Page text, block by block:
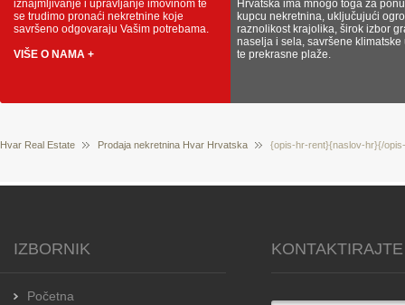
iznajmljivanje i upravljanje imovinom te
se trudimo pronaći nekretnine koje
savršeno odgovaraju Vašim potrebama.
VIŠE O NAMA +
Hrvatska ima mnogo toga za
kupcu nekretnina, uključujući
raznolikost krajolika, širok izbor
naselja i sela, savršene klimatske
te prekrasne plaže.
Hvar Real Estate Prodaja nekretnina Hvar Hrvatska {opis-hr-rent}{naslov-hr}{/
IZBORNIK
Početna